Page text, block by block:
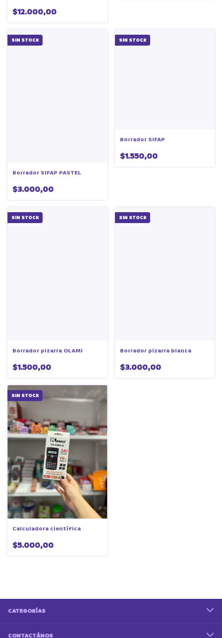
$12.000,00
SIN STOCK
Borrador SIFAP PASTEL
$3.000,00
SIN STOCK
Borrador SIFAP
$1.550,00
SIN STOCK
Borrador pizarra OLAMI
$1.500,00
SIN STOCK
Borrador pizarra blanca
$3.000,00
SIN STOCK
Calculadora científica
$5.000,00
CATEGORÍAS
CONTACTÁNOS